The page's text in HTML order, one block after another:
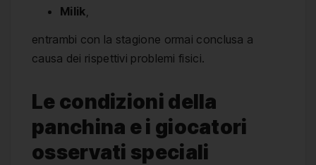
Milik,
entrambi con la stagione ormai conclusa a
causa dei rispettivi problemi fisici.
Le condizioni della
panchina e i giocatori
osservati speciali